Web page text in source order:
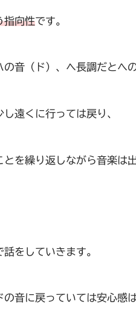
指向性です。
音（ド）、ヘ長調だとへ
遠くに行っては戻り、
を繰り返しながら音楽は
をしていきます。
音に戻っていては安心感